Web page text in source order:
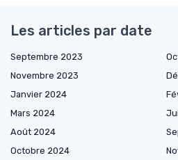
Les articles par date
Septembre 2023
Novembre 2023
Janvier 2024
Mars 2024
Août 2024
Octobre 2024